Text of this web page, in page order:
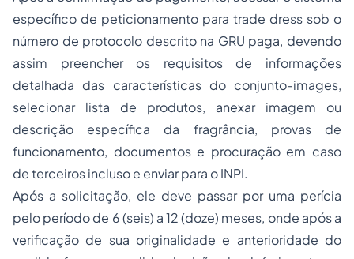
específico de peticionamento para trade dress sob o
número de protocolo descrito na GRU paga, devendo
assim preencher os requisitos de informações
detalhada das características do conjunto-images,
selecionar lista de produtos, anexar imagem ou
descrição específica da fragrância, provas de
funcionamento, documentos e procuração em caso
de terceiros incluso e enviar para o INPI.
Após a solicitação, ele deve passar por uma perícia
pelo período de 6 (seis) a 12 (doze) meses, onde após a
verificação de sua originalidade e anterioridade do